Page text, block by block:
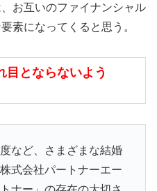
お互いのファイナンシャル
素になってくると思う。
目とならないよう
など、さまざまな結婚
式会社パートナーエー